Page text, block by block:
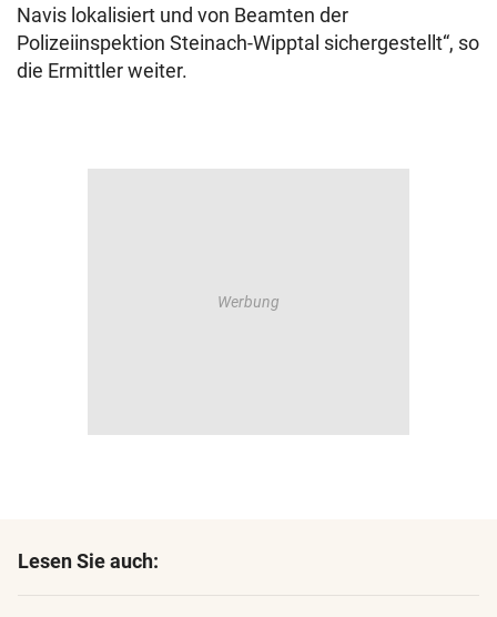
Navis lokalisiert und von Beamten der
Polizeiinspektion Steinach-Wipptal sichergestellt“, so
die Ermittler weiter.
Lesen Sie auch: